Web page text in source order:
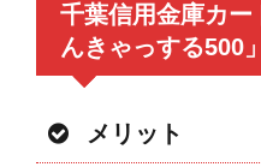
千葉信用金庫カー
んきゃっする500
メリット